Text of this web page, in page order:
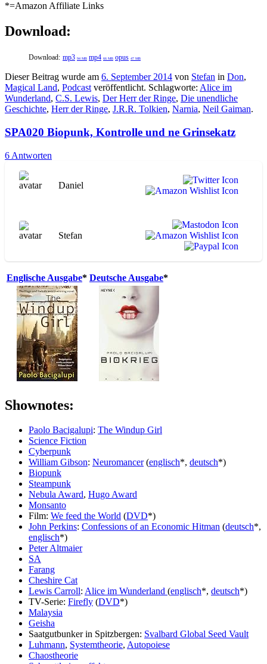
*=Amazon Affiliate Links
Download:
Download: mp3 94 MB mp4 66 MB opus 47 MB
Dieser Beitrag wurde am 6. September 2014 von Stefan in Don,
Magical Land, Podcast veröffentlicht. Schlagworte: Alice im
Wunderland, C.S. Lewis, Der Herr der Ringe, Die unendliche
Geschichte, Herr der Ringe, J.R.R. Tolkien, Narnia, Neil Gaiman.
SPA020 Biopunk, Kontrolle und ne Grinsekatz
6 Antworten
Daniel
Stefan
Englische Ausgabe* Deutsche Ausgabe*
Shownotes:
Paolo Bacigalupi: The Windup Girl
Science Fiction
Cyberpunk
William Gibson: Neuromancer(englisch*, deutsch*)
Biopunk
Steampunk
Nebula Award, Hugo Award
Monsanto
Film: We feed the World (DVD*)
John Perkins: Confessions of an Economic Hitman (deutsch*,
englisch*)
Peter Altmaier
SA
Farang
Cheshire Cat
Lewis Carroll: Alice im Wunderland (englisch*, deutsch*)
TV-Serie: Firefly (DVD*)
Malaysia
Geisha
Saatgutbunker in Spitzbergen: Svalbard Global Seed Vault
Luhmann, Systemtheorie, Autopoiese
Chaostheorie